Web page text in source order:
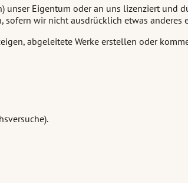
Eigentum oder an uns lizenziert und
wir nicht ausdrücklich etwas anderes
abgeleitete Werke erstellen oder